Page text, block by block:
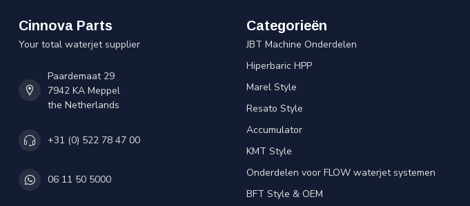
Cinnova Parts
Your total waterjet supplier
Paardemaat 29
7942 KA Meppel
the Netherlands
+31 (0) 522 78 47 00
06 11 50 5000
Categorieën
JBT Machine Onderdelen
Hiperbaric HPP
Marel Style
Resato Style
Accumulator
KMT Style
Onderdelen voor FLOW waterjet systemen
BFT Style & OEM